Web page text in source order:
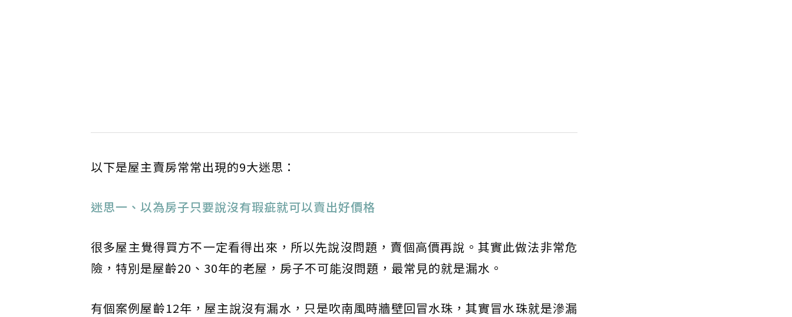
以下是屋主賣房常常出現的9大迷思：
迷思一、以為房子只要說沒有瑕疵就可以賣出好價格
很多屋主覺得買方不一定看得出來，所以先說沒問題，賣個高價再說。其實此做法非常危
險，特別是屋齡20、30年的老屋，房子不可能沒問題，最常見的就是漏水。
有個案例屋齡12年，屋主說沒有漏水，只是吹南風時牆壁回冒水珠，其實冒水珠就是滲漏